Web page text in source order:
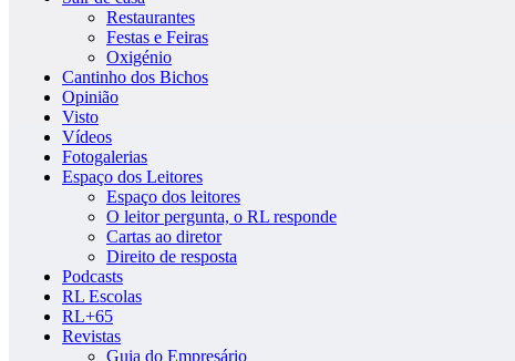
Restaurantes
Festas e Feiras
Oxigénio
Cantinho dos Bichos
Opinião
Visto
Vídeos
Fotogalerias
Espaço dos Leitores
Espaço dos leitores
O leitor pergunta, o RL responde
Cartas ao diretor
Direito de resposta
Podcasts
RL Escolas
RL+65
Revistas
Guia do Empresário